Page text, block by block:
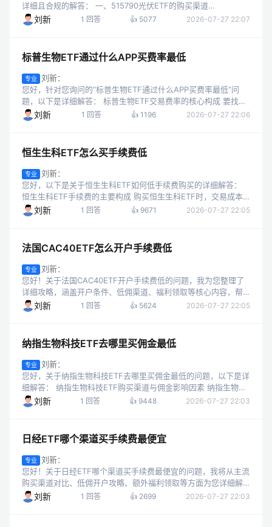
详细且合规的解答： 一、515790光伏ETF的购买渠道
515790（全称为“华泰柏瑞中证光伏产业ETF”）是场内交易型开
放式指数基...
刘新 1 回答 👍 5077 2026-07-27 22:07
标普生物ETF通过什么APP买费率最低
专业
刘新：
您好，针对您询问的“标普生物ETF通过什么APP买费率最低”问
题，以下是详细解答： 标普生物ETF交易费率的核心构成 要找到
费率最低的购买渠道，需先明确ETF交易的费用组成： 券商佣
金：买卖双向收取，...
刘新 1 回答 👍 1196 2026-07-27 22:06
恒生生科ETF怎么买手续费低
专业
刘新：
您好，以下是关于恒生生科ETF如何低手续费购买的详细解答：
恒生生科ETF手续费的主要构成 购买恒生生科ETF时，交易成本
核心由两部分组成： 交易佣金：券商收取，双向计费（买入/卖出
均需支付），是影响...
刘新 1 回答 👍 9671 2026-07-27 22:05
法国CAC40ETF怎么开户手续费低
专业
刘新：
您好！关于法国CAC40ETF开户手续费低的问题，我为您整理了
详细攻略，涵盖开户条件、低佣渠道、福利领取等核心内容，帮
助您高效开启境外ETF投资之路。 一、交易法国CAC40ETF的开
户前提 法国CA...
刘新 1 回答 👍 5624 2026-07-27 22:05
纳指生物科技ETF去哪里买佣金最低
专业
刘新：
您好，关于纳指生物科技ETF去哪里买佣金最低的问题，以下是详
细解答： 纳指生物科技ETF购买渠道与佣金影响因素 纳指生物科
技ETF属于上市交易型基金（ETF），需通过证券账户进行买卖，
其佣金高低主要受...
刘新 1 回答 👍 9448 2026-07-27 22:03
日经ETF哪个渠道买手续费最便宜
专业
刘新：
您好！关于日经ETF哪个渠道买手续费最便宜的问题，我将从主流
购买渠道对比、低佣开户攻略、额外福利领取等方面为您详细解
答，帮助您找到最划算的购买方式。 一、主流日经ETF购买渠道
手续费分析 日经ETF分...
刘新 1 回答 👍 2699 2026-07-27 22:03